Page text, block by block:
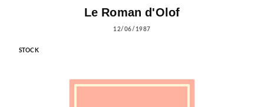
Le Roman d'Olof
12/06/1987
STOCK